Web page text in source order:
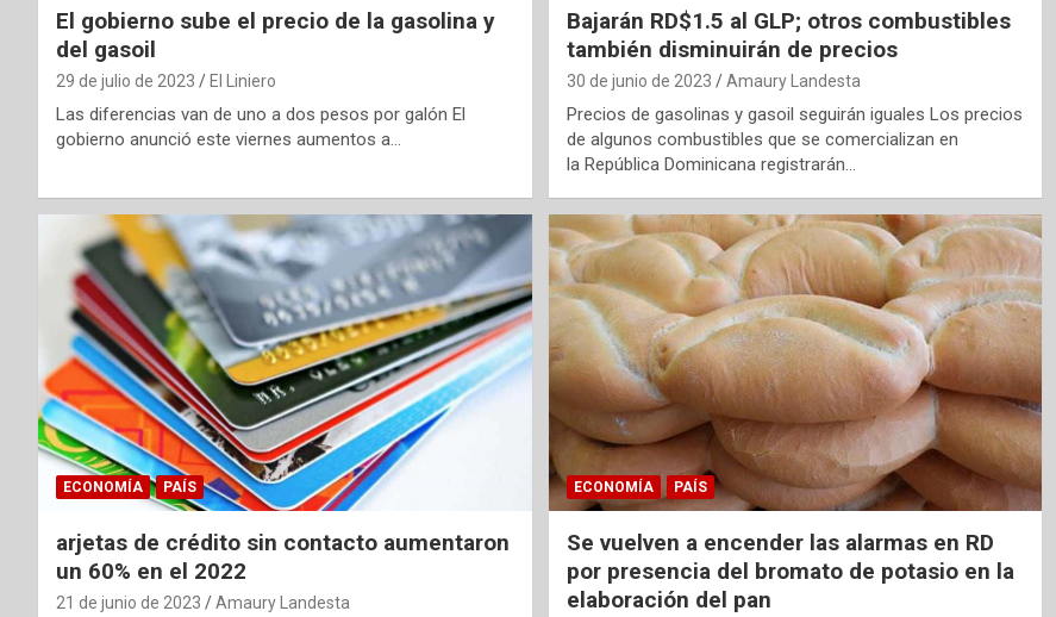
El gobierno sube el precio de la gasolina y
del gasoil
29 de julio de 2023 El Liniero
Las diferencias van de uno a dos pesos por galón El
gobierno anunció este viernes aumentos a…
Bajarán RD$1.5 al GLP; otros combustibles
también disminuirán de precios
30 de junio de 2023 Amaury Landesta
Precios de gasolinas y gasoil seguirán iguales Los precios
de algunos combustibles que se comercializan en
la República Dominicana registrarán…
ECONOMÍA PAÍS
arjetas de crédito sin contacto aumentaron
un 60% en el 2022
21 de junio de 2023 Amaury Landesta
ECONOMÍA PAÍS
Se vuelven a encender las alarmas en RD
por presencia del bromato de potasio en la
elaboración del pan